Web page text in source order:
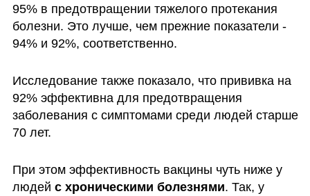
95% в предотвращении тяжелого протекания
болезни. Это лучше, чем прежние показатели -
94% и 92%, соответственно.
Исследование также показало, что прививка на
92% эффективна для предотвращения
заболевания с симптомами среди людей старше
70 лет.
При этом эффективность вакцины чуть ниже у
людей с хроническими болезнями. Так, у